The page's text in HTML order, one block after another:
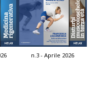
n.3 - Aprile 2026